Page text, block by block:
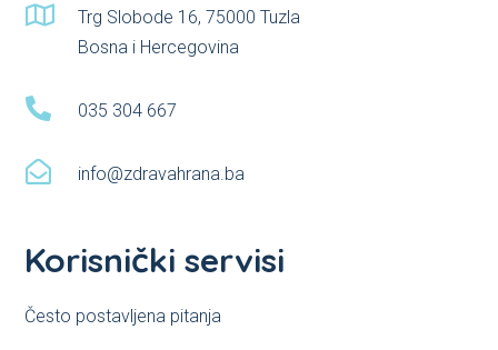

Trg Slobode 16, 75000 Tuzla
Bosna i Hercegovina
 035 304 667
 info@zdravahrana.ba
Korisnički servisi
Često postavljena pitanja